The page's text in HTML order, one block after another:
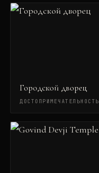
Городской дворец
ДОСТОПРИМЕЧАТЕЛЬНОСТЬ